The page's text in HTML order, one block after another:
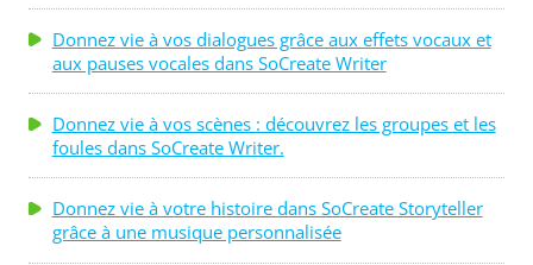
Donnez vie à vos dialogues grâce aux effets vocaux et
aux pauses vocales dans SoCreate Writer
Donnez vie à vos scènes : découvrez les groupes et les
foules dans SoCreate Writer.
Donnez vie à votre histoire dans SoCreate Storyteller
grâce à une musique personnalisée